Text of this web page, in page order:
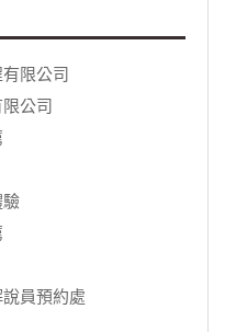
限公司
公司
員預約處